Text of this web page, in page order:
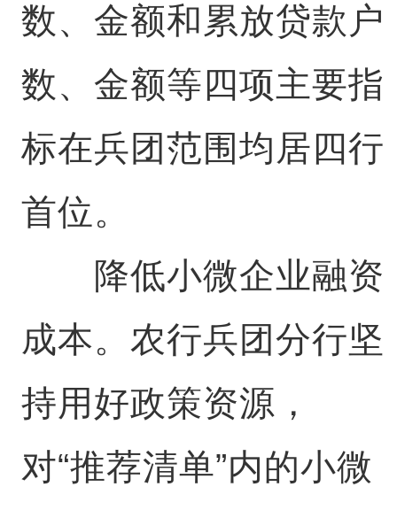
数、金额和累放贷款户
数、金额等四项主要指
标在兵团范围均居四行
首位。
降低小微企业融资
成本。农行兵团分行坚
持用好政策资源，
对“推荐清单”内的小微